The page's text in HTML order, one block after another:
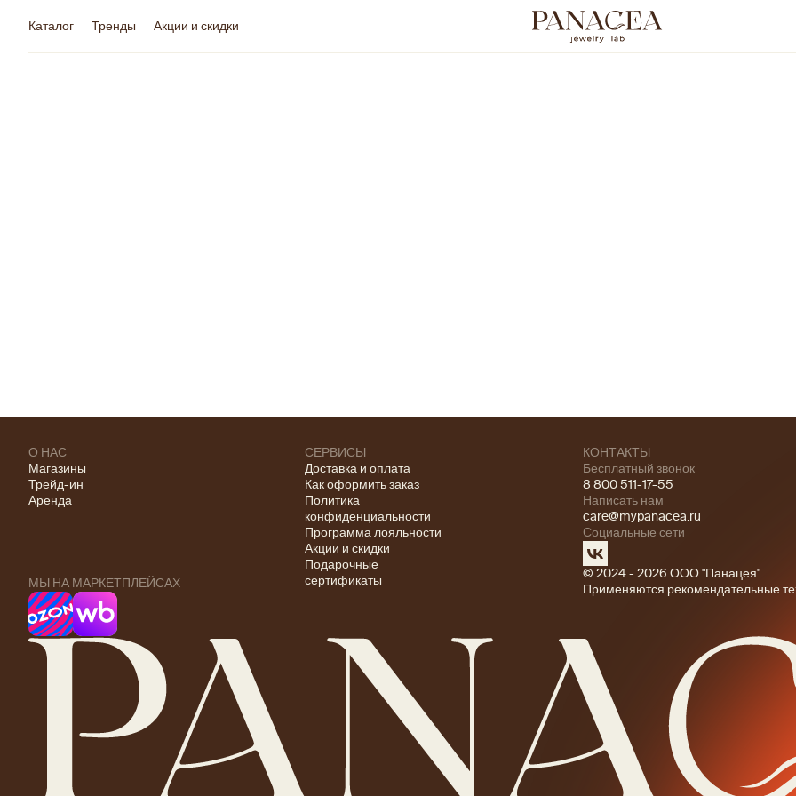
Каталог Тренды Акции и скидки
О НАС
Магазины
Трейд-ин
Аренда
МЫ НА МАРКЕТПЛЕЙСАХ
СЕРВИСЫ
Доставка и оплата
Как оформить заказ
Политика
конфиденциальности
Программа лояльности
Акции и скидки
Подарочные
сертификаты
КОНТАКТЫ
Бесплатный звонок
8 800 511-17-55
Написать нам
care@mypanacea.ru
Социальные сети
© 2024 - 2026 ООО "Панацея"
Применяются рекомендательные